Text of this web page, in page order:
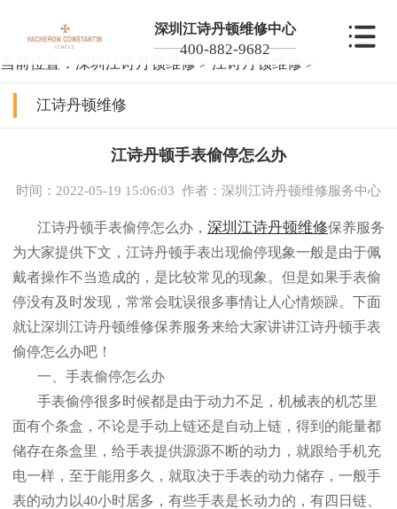
深圳江诗丹顿维修中心
400-882-9682
当前位置： 深圳江诗丹顿维修 > 江诗丹顿维修 >
江诗丹顿维修
江诗丹顿手表偷停怎么办
时间：2022-05-19 15:06:03 作者：深圳江诗丹顿维修服务中心
江诗丹顿手表偷停怎么办， 深圳江诗丹顿维修保养服务
为大家提供下文，江诗丹顿手表出现偷停现象一般是由于佩
戴者操作不当造成的，是比较常见的现象。但是如果手表偷
停没有及时发现，常常会耽误很多事情让人心情烦躁。下面
就让深圳江诗丹顿维修保养服务来给大家讲讲江诗丹顿手表
偷停怎么办吧！
一、手表偷停怎么办
手表偷停很多时候都是由于动力不足，机械表的机芯里
面有个条盒，不论是手动上链还是自动上链，得到的能量都
储存在条盒里，给手表提供源源不断的动力，就跟给手机充
电一样，至于能用多久，就取决于手表的动力储存，一般手
表的动力以40小时居多，有些手表是长动力的，有四日链、